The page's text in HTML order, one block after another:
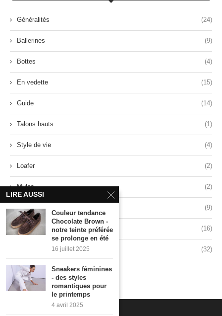
Généralités (24)
Ballerines (9)
Bottes (4)
En vedette (15)
Guide (14)
Talons hauts (1)
Style de vie (4)
Loafer (2)
Mules (2)
Sandales (9)
Baskets (16)
(32)
LIRE AUSSI
Couleur tendance
Chocolate Brown -
notre teinte préférée
se prolonge en été
16 juillet 2025
Sneakers féminines
- des styles
romantiques pour
le printemps
4 avril 2025